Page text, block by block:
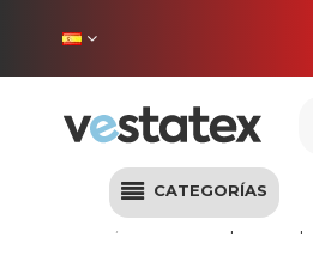
CATEGORÍAS
Cobertores piscinas